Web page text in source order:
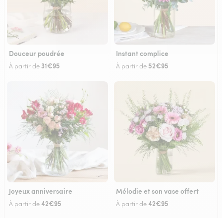
Douceur poudrée
À partir de 31€95
Instant complice
À partir de 52€95
Joyeux anniversaire
À partir de42€95
Mélodie et son vase offert
À partir de42€95